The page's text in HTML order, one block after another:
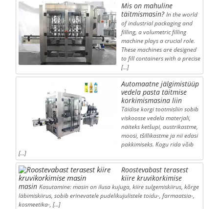
Mis on mahuline
täitmismasin? In the world
of industrial packaging and
filling, a volumetric filling
machine plays a crucial role.
These machines are designed
to fill containers with a precise
[…]
Automaatne jälgimistüüp
vedela pasta täitmise
korkimismasina liin
Täidise korgi tootmisliin sobib
viskoosse vedela materjali,
näiteks ketšupi, austrikastme,
moosi, tšillikastme ja nii edasi
pakkimiseks. Kogu rida võib
[…]
Roostevabast terasest
kiire kruvikorkimise
masin Kasutamine: masin on ilusa kujuga, kiire sulgemiskiirus, kõrge
läbimiskiirus, sobib erinevatele pudelikujulistele toidu-, farmaatsia-,
kosmeetika-, […]